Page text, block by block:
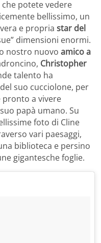
che potete vedere
bellissimo, un
e propria star del
dimensioni enormi.
nostro nuovo amico a
Christopher
talento ha
suo cucciolone, per
a vivere
papà umano. Su
foto di Cline
vari paesaggi,
biblioteca e persino
gigantesche foglie.